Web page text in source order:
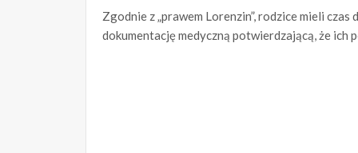
Zgodnie z „prawem Lorenzin”, rodzice mieli
dokumentację medyczną potwierdzającą, że ich